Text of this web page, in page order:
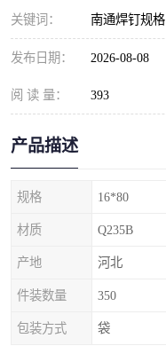
关键词： 南通焊钉规格
发布日期： 2026-08-08
阅 读 量： 393
产品描述
规格 16*80
材质 Q235B
产地 河北
件装数量 350
包装方式 袋